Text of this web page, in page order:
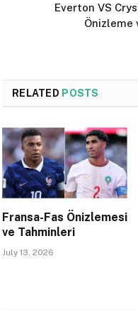
Everton VS
Önizleme
RELATED POSTS
Fransa-Fas Önizlemesi
ve Tahminleri
July 13, 2026